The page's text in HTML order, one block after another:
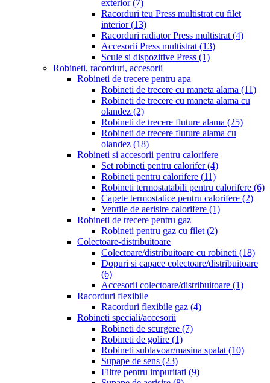
exterior(7)
Racorduri teu Press multistrat cu filet
interior(13)
Racorduri radiator Press multistrat (4)
Accesorii Press multistrat (13)
Scule si dispozitive Press (1)
Robineti, racorduri, accesorii
Robineti de trecere pentru apa
Robineti de trecere cu maneta alama (11)
Robineti de trecere cu maneta alama cu
olandez (2)
Robineti de trecere fluture alama (25)
Robineti de trecere fluture alama cu
olandez (18)
Robineti si accesorii pentru calorifere
Set robineti pentru calorifer(4)
Robineti pentru calorifere (11)
Robineti termostatabili pentru calorifere (6)
Capete termostatice pentru calorifere (2)
Ventile de aerisire calorifere (1)
Robineti de trecere pentru gaz
Robineti pentru gaz cu filet (2)
Colectoare-distribuitoare
Colectoare/distribuitoare cu robineti (18)
Dopuri si capace colectoare/distribuitoare
(6)
Accesorii colectoare/distribuitoare (1)
Racorduri flexibile
Racorduri flexibile gaz (4)
Robineti speciali/accesorii
Robineti de scurgere (7)
Robineti de golire (1)
Robineti sublavoar/masina spalat (10)
Supape de sens (23)
Filtre pentru impuritati (9)